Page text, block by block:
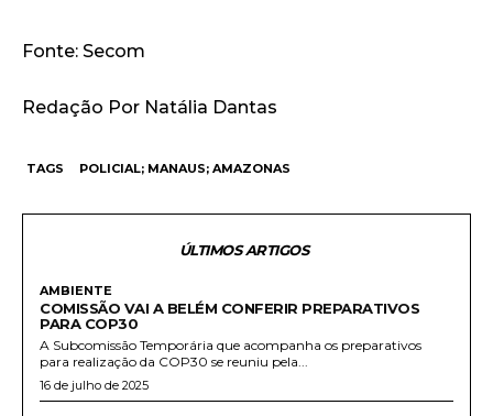
Fonte: Secom
Redação Por Natália Dantas
TAGS POLICIAL; MANAUS; AMAZONAS
ÚLTIMOS ARTIGOS
AMBIENTE
COMISSÃO VAI A BELÉM CONFERIR PREPARATIVOS
PARA COP30
A Subcomissão Temporária que acompanha os preparativos
para realização da COP30 se reuniu pela...
16 de julho de 2025